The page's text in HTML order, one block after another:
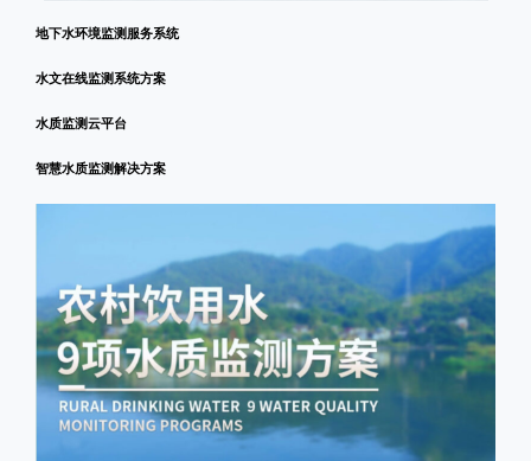
地下水环境监测服务系统
水文在线监测系统方案
水质监测云平台
智慧水质监测解决方案